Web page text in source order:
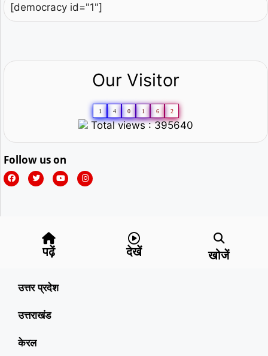
[democracy id="1"]
Our Visitor
1 4 0 1 6 2
Total views : 395640
Follow us on
पढ़ें देखें खोजें
उत्तर प्रदेश
उत्तराखंड
केरल